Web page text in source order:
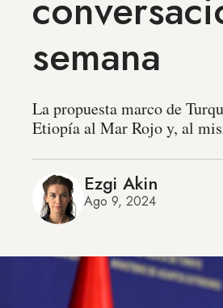
semana
La propuesta marco de
Etiopía al Mar Rojo y, al
Ezgi Akin
Ago 9, 2024